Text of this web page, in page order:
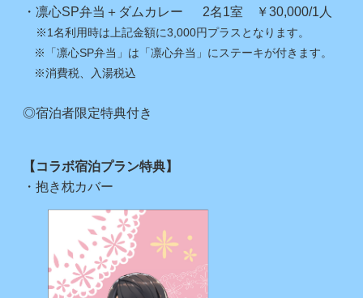
・凛心SP弁当＋ダムカレー 2名1室 ￥30,000/1人
※1名利用時は上記金額に3,000円プラスとなります。
※「凛心SP弁当」は「凛心弁当」にステーキが付きます。
※消費税、入湯税込
◎宿泊者限定特典付き
【コラボ宿泊プラン特典】
・抱き枕カバー